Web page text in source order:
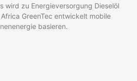
wird zu Energieversorgung Dieselöl
GreenTec entwickelt mobile
basieren.